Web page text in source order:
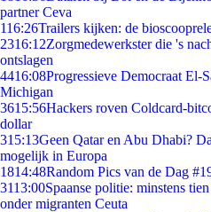
partner Ceva
116:26Trailers kijken: de
2316:12Zorgmedewerkster die 's
ontslagen
4416:08Progressieve Democraat
Michigan
3615:56Hackers roven Coldcard-
dollar
315:13Geen Qatar en Abu Dhabi?
mogelijk in Europa
1814:48Random Pics van de Dag
3113:00Spaanse politie: minstens
onder migranten Ceuta